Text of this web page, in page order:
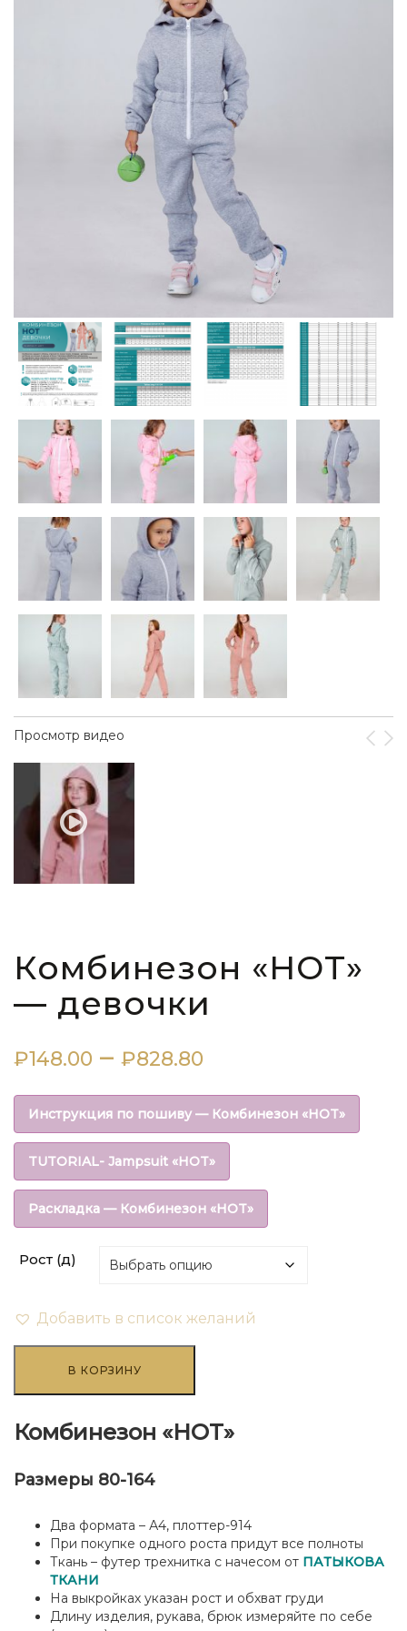
Просмотр видео
Комбинезон «HOT»
— девочки
₽148.00 – ₽828.80
цен:
₽148.00
–
₽828.80
Инструкция по пошиву — Комбинезон «HOT»
TUTORIAL- Jampsuit «HOT»
Раскладка — Комбинезон «HOT»
Рост (д)
Добавить в список желаний
-
девочки
В КОРЗИНУ
Комбинезон «HOT»
Размеры 80-164
Два формата – А4, плоттер-914
При покупке одного роста придут все полноты
Ткань – футер трехнитка с начесом от ПАТЫКОВА
ТКАНИ
На выкройках указан рост и обхват груди
Длину изделия, рукава, брюк измеряйте по себе